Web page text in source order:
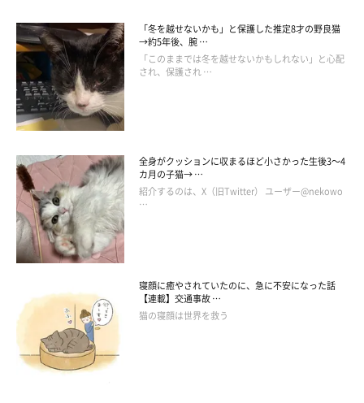
「冬を越せないかも」と保護した推定8才の野良猫
→約5年後、腕 …
「このままでは冬を越せないかもしれない」と心配
され、保護され …
全身がクッションに収まるほど小さかった生後3～4
カ月の子猫→ …
紹介するのは、X（旧Twitter） ユーザー@nekowo
…
寝顔に癒やされていたのに、急に不安になった話
【連載】交通事故 …
猫の寝顔は世界を救う